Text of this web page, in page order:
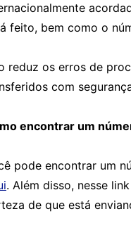
feito, bem como o
reduz os erros de
com
encontrar um
pode encontrar um
. Além disso, nesse
de que está